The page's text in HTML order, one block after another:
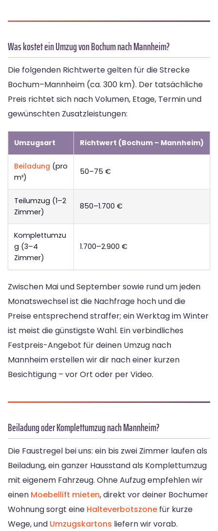
Was kostet ein Umzug von Bochum nach Mannheim?
Die folgenden Richtwerte gelten für die Strecke
Bochum–Mannheim (ca. 300 km). Der tatsächliche
Preis richtet sich nach Volumen, Etage, Termin und
gewünschten Zusatzleistungen:
Umzugsart Richtwert (Bochum – Mannheim)
Beiladung (pro
m³)
50–75 €
Teilumzug (1–2
Zimmer)
850–1.700 €
Komplettumzu
g (3–4
Zimmer)
1.700–2.900 €
Zwischen Mai und September sowie rund um jeden
Monatswechsel ist die Nachfrage hoch und die
Preise entsprechend straffer; ein Werktag im Winter
ist meist die günstigste Wahl. Ein verbindliches
Festpreis-Angebot für deinen Umzug nach
Mannheim erstellen wir dir nach einer kurzen
Besichtigung – vor Ort oder per Video.
Beiladung oder Komplettumzug nach Mannheim?
Die Faustregel bei uns: ein bis zwei Zimmer laufen als
Beiladung, ein ganzer Hausstand als Komplettumzug
mit eigenem Fahrzeug. Ohne Aufzug empfehlen wir
einen Moebellift mieten, direkt vor deiner Bochumer
Wohnung sorgt eine Halteverbotszone für kurze
Wege, und Umzugskartons liefern wir vorab.